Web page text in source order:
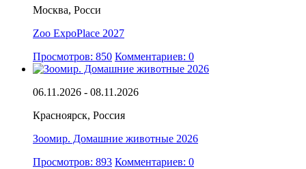
Москва, Росси
Zoo ExpoPlace 2027
Просмотров: 850 Комментариев: 0
06.11.2026 - 08.11.2026
Красноярск, Россия
Зоомир. Домашние животные 2026
Просмотров: 893 Комментариев: 0